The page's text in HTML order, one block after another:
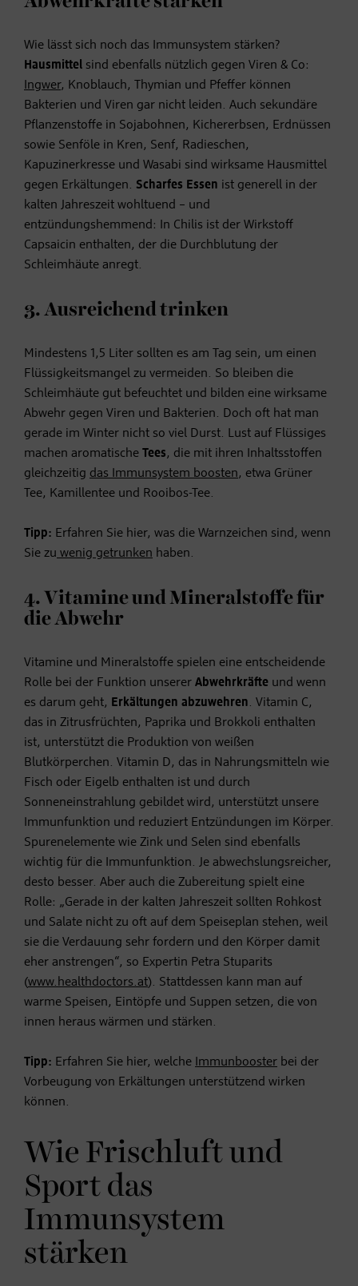
Wie lässt sich noch das Immunsystem stärken?
Hausmittel sind ebenfalls nützlich gegen Viren & Co:
Ingwer, Knoblauch, Thymian und Pfeffer können
Bakterien und Viren gar nicht leiden. Auch sekundäre
Pflanzenstoffe in Sojabohnen, Kichererbsen, Erdnüssen
sowie Senföle in Kren, Senf, Radieschen,
Kapuzinerkresse und Wasabi sind wirksame Hausmittel
gegen Erkältungen. Scharfes Essen ist generell in der
kalten Jahreszeit wohltuend – und
entzündungshemmend: In Chilis ist der Wirkstoff
Capsaicin enthalten, der die Durchblutung der
Schleimhäute anregt.
3. Ausreichend trinken
Mindestens 1,5 Liter sollten es am Tag sein, um einen
Flüssigkeitsmangel zu vermeiden. So bleiben die
Schleimhäute gut befeuchtet und bilden eine wirksame
Abwehr gegen Viren und Bakterien. Doch oft hat man
gerade im Winter nicht so viel Durst. Lust auf Flüssiges
machen aromatische Tees, die mit ihren Inhaltsstoffen
gleichzeitig das Immunsystem boosten, etwa Grüner
Tee, Kamillentee und Rooibos-Tee.
Tipp: Erfahren Sie hier, was die Warnzeichen sind, wenn
Sie zu wenig getrunken haben.
4. Vitamine und Mineralstoffe für
die Abwehr
Vitamine und Mineralstoffe spielen eine entscheidende
Rolle bei der Funktion unserer Abwehrkräfte und wenn
es darum geht, Erkältungen abzuwehren. Vitamin C,
das in Zitrusfrüchten, Paprika und Brokkoli enthalten
ist, unterstützt die Produktion von weißen
Blutkörperchen. Vitamin D, das in Nahrungsmitteln wie
Fisch oder Eigelb enthalten ist und durch
Sonneneinstrahlung gebildet wird, unterstützt unsere
Immunfunktion und reduziert Entzündungen im Körper.
Spurenelemente wie Zink und Selen sind ebenfalls
wichtig für die Immunfunktion. Je abwechslungsreicher,
desto besser. Aber auch die Zubereitung spielt eine
Rolle: „Gerade in der kalten Jahreszeit sollten Rohkost
und Salate nicht zu oft auf dem Speiseplan stehen, weil
sie die Verdauung sehr fordern und den Körper damit
eher anstrengen“, so Expertin Petra Stuparits
(www.healthdoctors.at). Stattdessen kann man auf
warme Speisen, Eintöpfe und Suppen setzen, die von
innen heraus wärmen und stärken.
Tipp: Erfahren Sie hier, welche Immunbooster bei der
Vorbeugung von Erkältungen unterstützend wirken
können.
Wie Frischluft und
Sport das
Immunsystem
stärken